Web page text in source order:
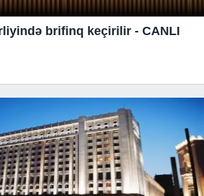
brifinq keçirilir - CANLI